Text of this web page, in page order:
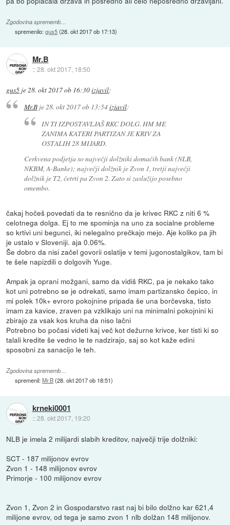
Zgodovina sprememb…
spremenilo:gus5(28. okt 2017 ob 17:13)
Mr.B
::28. okt 2017, 18:50
gus5 je28. okt 2017 ob 16:30izjavil:
Mr.Bje28. okt 2017 ob 13:54izjavil:
IN TI IZPOSTAVLJAŠ RKC DOLG. HM ME
ZANIMA KATERI PARTIZAN JE KRIV ZA
OSTALIH 28 MIJARD.
Cerkvena podjetja so največji dolžniki domačih bank (NLB,
NKBM, A-Banke); največji dolžnik je Zvon 1, tretji največji
dolžnik je T2, četrti pa Zvon 2. Zato si zaslužijo posebno
omembo.
čakaj hočeš povedati da te resnično da je krivec RKC z niti 6 %
celotnega dolga. Ej to me spominja na uno za socialne probleme
so krtivi uni begunci, iki nelegalno prečkajo mejo. Aje koliko pa jih
je ustalo v Sloveniji. aja 0.06%.
Še dobro da nisi začel govorii oslatije v temi jugonostalgikov, tam bi
te šele napizdili o dolgovih Yuge.
Ampak ja oprani možgani, samo da vidiš RKC, pa je nekako tako
kot uni potrebno se je odrekati, samo imam partizansko čepico, in
mi polek 10k+ evroro pokojnine pripada še una borčevska, tisto
imam za kavice, zraven pa vzklikajo uni na minimalni pokojnini ki
zbirajo za vsak kos kruha da niso lačni
Potrebno bo počasi videti kaj več kot dežurne krivce, ker tisti ki so
talali kredite še vedno le te nadzirajo, saj so kot kaže edini
sposobni za sanacijo le teh.
Zgodovina sprememb…
spremenil:Mr.B(28. okt 2017 ob 18:51)
krneki0001
::28. okt 2017, 19:20
NLB je imela 2 milijardi slabih kreditov, največji trije dolžniki:
SCT - 187 milijonov evrov
Zvon 1 - 148 milijonov evrov
Primorje - 100 milijonov evrov
Zvon 1, Zvon 2 in Gospodarstvo rast naj bi bilo dolžno kar 621,4
milijone evrov, od tega je samo zvon 1 nlb dolžan 148 milijonov.